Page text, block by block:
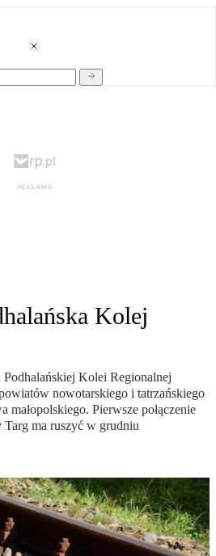
Kolej
Kolei Regionalnej
nowotarskiego i tatrzańskiego
małopolskiego. Pierwsze połączenie
ma ruszyć w grudniu